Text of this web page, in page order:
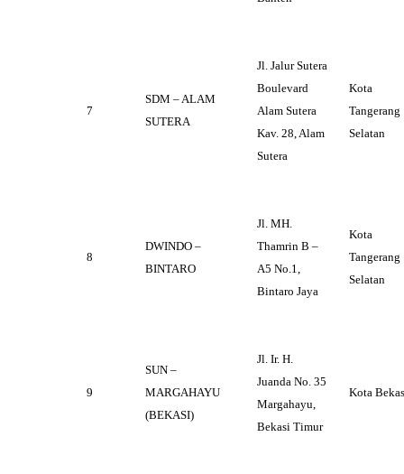
7
SDM – ALAM
SUTERA
Jl. Jalur Sutera
Boulevard
Alam Sutera
Kav. 28, Alam
Sutera
Kota
Tangerang
Selatan
8
DWINDO –
BINTARO
Jl. MH.
Thamrin B –
A5 No.1,
Bintaro Jaya
Kota
Tangerang
Selatan
9
SUN –
MARGAHAYU
(BEKASI)
Jl. Ir. H.
Juanda No. 35
Margahayu,
Bekasi Timur
Kota